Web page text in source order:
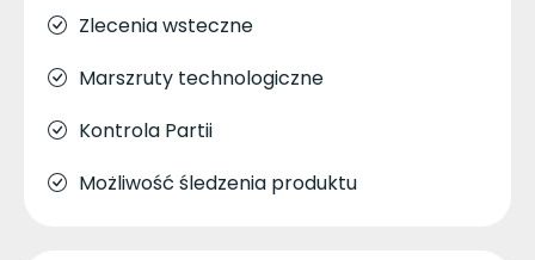
Zlecenia wsteczne
Marszruty technologiczne
Kontrola Partii
Możliwość śledzenia produktu